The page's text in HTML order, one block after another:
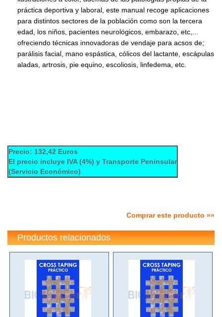
práctica deportiva y laboral, este manual recoge aplicaciones
para distintos sectores de la población como son la tercera
edad, los niños, pacientes neurológicos, embarazo, etc,...
ofreciendo técnicas innovadoras de vendaje para acsos de;
parálisis facial, mano espástica, cólicos del lactante, escápulas
aladas, artrosis, pie equino, escoliosis, linfedema, etc.
Precio: 132,42 Euros
El precio incluye IVA (4%) y Transporte Peninsular
(Servicio Económico)
Comprar este producto »»
Productos relacionados